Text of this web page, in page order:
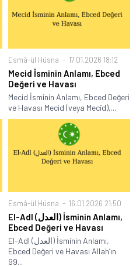
Esmâ-ül Hüsna 17.01.2026 18:12
Mecid İsminin Anlamı, Ebced
Değeri ve Havası
Mecid İsminin Anlamı, Ebced Değeri
ve Havası Mecid (veya Mecîd),...
Esmâ-ül Hüsna 16.01.2026 21:50
El-Adl (العدل) İsminin Anlamı,
Ebced Değeri ve Havası
El-Adl (العدل) İsminin Anlamı,
Ebced Değeri ve Havası Allah’ın
99...